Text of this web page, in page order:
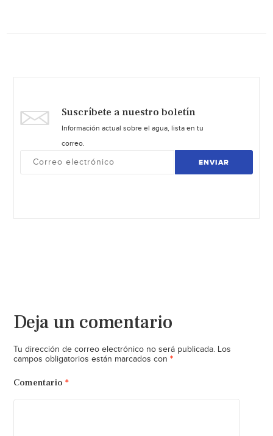
Suscríbete a nuestro boletín
Información actual sobre el agua, lista en tu
correo.
ENVIAR
Deja un comentario
Tu dirección de correo electrónico no será publicada. Los
campos obligatorios están marcados con *
Comentario *